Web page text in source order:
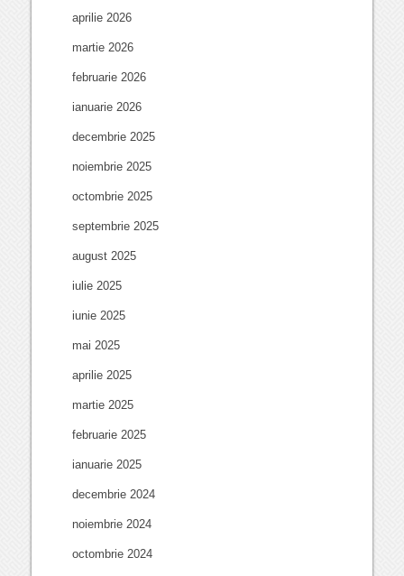
aprilie 2026
martie 2026
februarie 2026
ianuarie 2026
decembrie 2025
noiembrie 2025
octombrie 2025
septembrie 2025
august 2025
iulie 2025
iunie 2025
mai 2025
aprilie 2025
martie 2025
februarie 2025
ianuarie 2025
decembrie 2024
noiembrie 2024
octombrie 2024